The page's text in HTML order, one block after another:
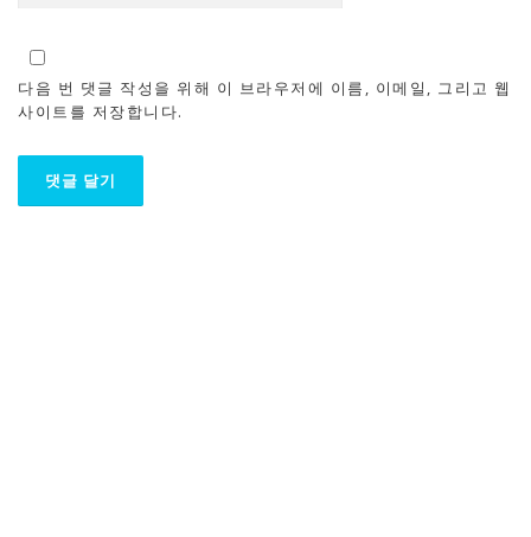
다음 번 댓글 작성을 위해 이 브라우저에 이름, 이메일, 그리고 웹
사이트를 저장합니다.